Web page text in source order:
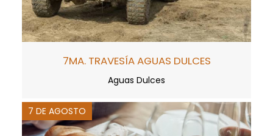
7MA. TRAVESÍA AGUAS DULCES
Aguas Dulces
7 DE AGOSTO